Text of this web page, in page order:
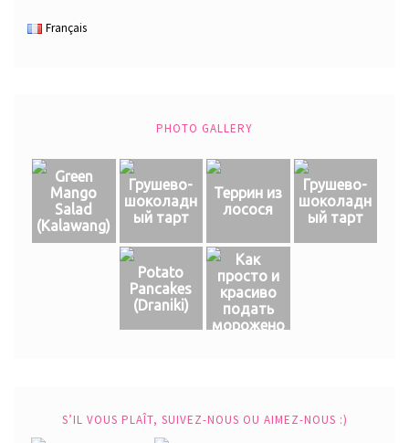
Français
PHOTO GALLERY
Green
Mango
Salad
(Кalawang)
Грушево-
шоколадн
ый тарт
Террин из
лосося
Грушево-
шоколадн
ый тарт
Potato
Pancakes
(Draniki)
Как
просто и
красиво
подать
морожено
S’IL VOUS PLAÎT, SUIVEZ-NOUS OU AIMEZ-NOUS :)